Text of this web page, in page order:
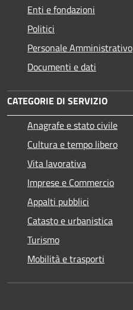
Enti e fondazioni
Politici
Personale Amministrativo
Documenti e dati
CATEGORIE DI SERVIZIO
Anagrafe e stato civile
Cultura e tempo libero
Vita lavorativa
Imprese e Commercio
Appalti pubblici
Catasto e urbanistica
Turismo
Mobilità e trasporti